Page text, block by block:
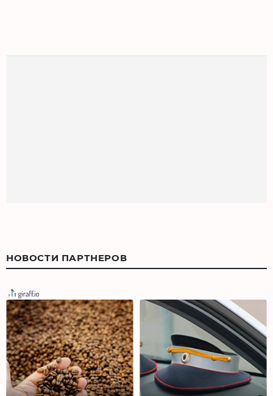
НОВОСТИ ПАРТНЕРОВ